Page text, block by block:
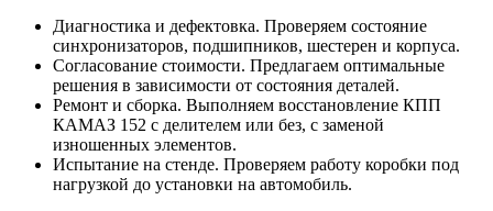
Диагностика и дефектовка. Проверяем состояние
синхронизаторов, подшипников, шестерен и корпуса.
Согласование стоимости. Предлагаем оптимальные
решения в зависимости от состояния деталей.
Ремонт и сборка. Выполняем восстановление КПП
КАМАЗ 152 с делителем или без, с заменой
изношенных элементов.
Испытание на стенде. Проверяем работу коробки под
нагрузкой до установки на автомобиль.